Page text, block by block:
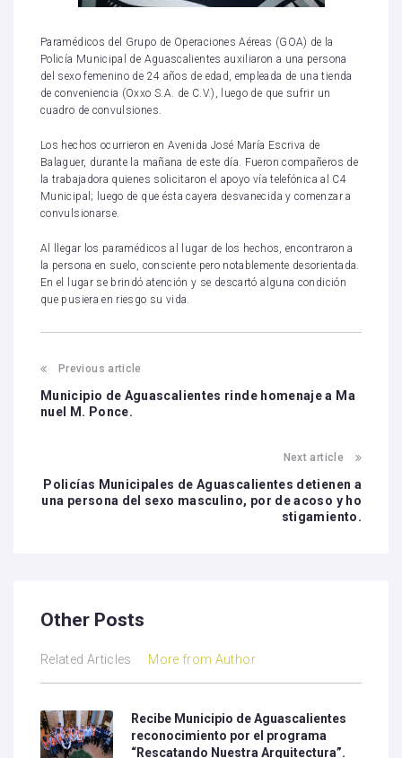
Paramédicos del Grupo de Operaciones Aéreas (GOA) de la
Policía Municipal de Aguascalientes auxiliaron a una persona
del sexo femenino de 24 años de edad, empleada de una tienda
de conveniencia (Oxxo S.A. de C.V.), luego de que sufrir un
cuadro de convulsiones.
Los hechos ocurrieron en Avenida José María Escriva de
Balaguer, durante la mañana de este día. Fueron compañeros de
la trabajadora quienes solicitaron el apoyo vía telefónica al C4
Municipal; luego de que ésta cayera desvanecida y comenzar a
convulsionarse.
Al llegar los paramédicos al lugar de los hechos, encontraron a
la persona en suelo, consciente pero notablemente desorientada.
En el lugar se brindó atención y se descartó alguna condición
que pusiera en riesgo su vida.
Previous article
Municipio de Aguascalientes rinde homenaje a Ma
nuel M. Ponce.
Next article
Policías Municipales de Aguascalientes detienen a
una persona del sexo masculino, por de acoso y ho
stigamiento.
Other Posts
Related Articles More from Author
Recibe Municipio de Aguascalientes
reconocimiento por el programa
“Rescatando Nuestra Arquitectura”.